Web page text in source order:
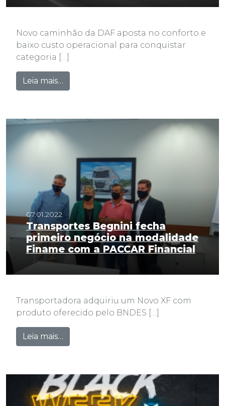
Novo caminhão da DAF aposta no conforto e
baixo custo operacional para conquistar
categoria […]
Leia mais…
07.01.2022
Transportes Begnini fecha
primeiro negócio na modalidade
Finame com a PACCAR Financial
Transportadora adquiriu um Novo XF com
produto oferecido pelo BNDES […]
Leia mais…